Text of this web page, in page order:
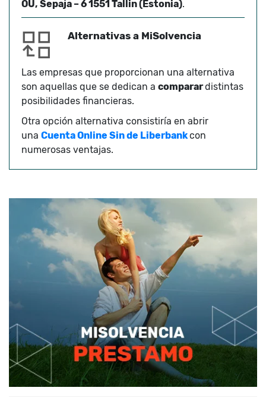
OÜ, Sepaja – 6 1551 Tallin (Estonia).
Alternativas a MiSolvencia
Las empresas que proporcionan una alternativa
son aquellas que se dedican a comparardistintas
posibilidades financieras.
Otra opción alternativa consistiría en abrir
una Cuenta Online Sin de Liberbankcon
numerosas ventajas.